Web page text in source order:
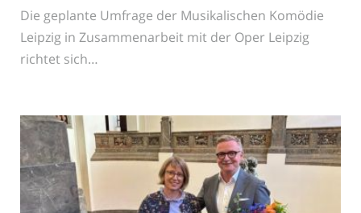
Die geplante Umfrage der Musikalischen Komödie
Leipzig in Zusammenarbeit mit der Oper Leipzig
richtet sich…